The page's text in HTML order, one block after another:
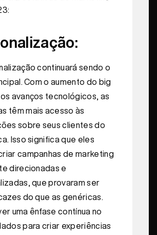
continuará sendo o
Com o aumento do big
avanços tecnológicos, as
têm mais acesso às
sobre seus clientes do
Isso significa que eles
campanhas de marketing
direcionadas e
que provaram ser
do que as genéricas.
uma ênfase contínua no
para criar experiências